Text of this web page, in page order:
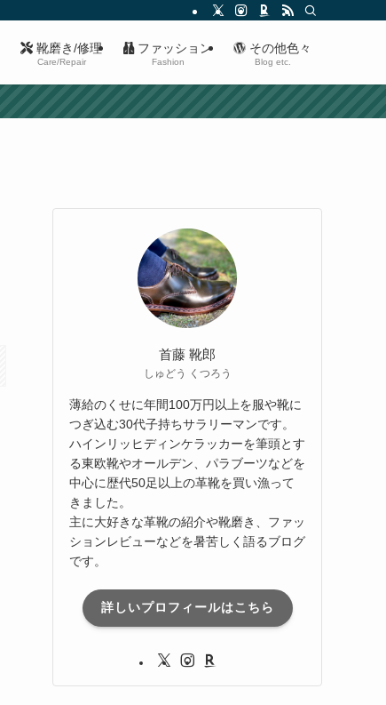
靴磨き/修理
Care/Repair
ファッション
Fashion
その他色々
Blog etc.
首藤 靴郎
しゅどう くつろう
薄給のくせに年間100万円以上を服や靴に
つぎ込む30代子持ちサラリーマンです。
ハインリッヒディンケラッカーを筆頭とす
る東欧靴やオールデン、パラブーツなどを
中心に歴代50足以上の革靴を買い漁って
きました。
主に大好きな革靴の紹介や靴磨き、ファッ
ションレビューなどを暑苦しく語るブログ
です。
詳しいプロフィールはこちら